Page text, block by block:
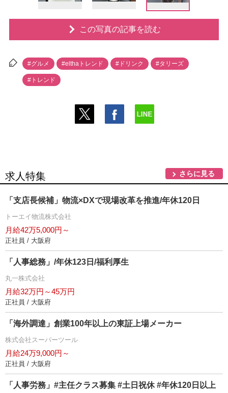
この写真の記事を読む
#グルメ #elthaトレンド #ドリンク #タリーズ
#トレンド
求人特集 さらに見る
「支店長候補」物流×DXで現場改革を推進/年休120日
トーエイ物流株式会社
月給42万5,000円～
正社員 / 大阪府
「人事総務」/年休123日/福利厚生
丸一株式会社
月給32万円～45万円
正社員 / 大阪府
「海外調達」創業100年以上の東証上場メーカー
株式会社スーパーツール
月給24万9,000円～
正社員 / 大阪府
「人事労務」#主任クラス募集 #土日祝休 #年休120日以上